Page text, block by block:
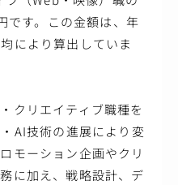
です。この金額は、年
により算出していま
クリエイティブ職種を
AI技術の進展により変
モーション企画やクリ
に加え、戦略設計、デ